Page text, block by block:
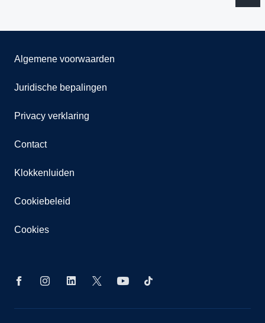
Algemene voorwaarden
Juridische bepalingen
Privacy verklaring
Contact
Klokkenluiden
Cookiebeleid
Cookies